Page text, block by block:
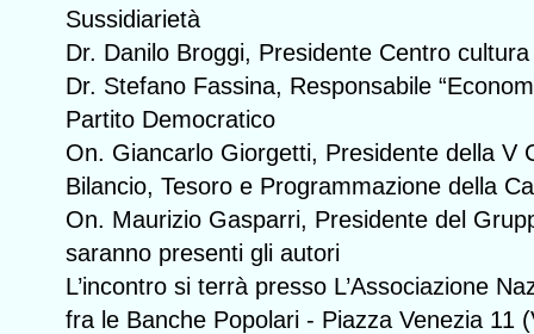
Sussidiarietà
Dr. Danilo Broggi, Presidente Centro cultura
Dr. Stefano Fassina, Responsabile
Partito Democratico
On. Giancarlo Giorgetti, Presidente della V
Bilancio, Tesoro e Programmazione della
On. Maurizio Gasparri, Presidente del
saranno presenti gli autori
L’incontro si terrà presso L’Associazione
fra le Banche Popolari - Piazza Venezia 11